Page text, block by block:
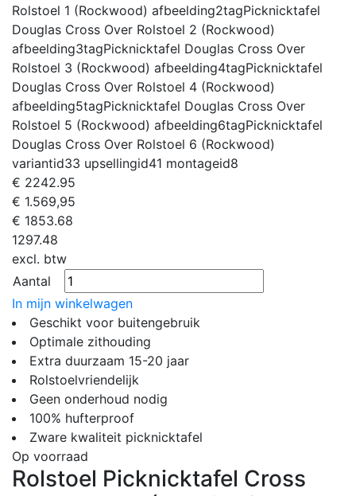
Rolstoel 1 (Rockwood) afbeelding2tagPicknicktafel
Douglas Cross Over Rolstoel 2 (Rockwood)
afbeelding3tagPicknicktafel Douglas Cross Over
Rolstoel 3 (Rockwood) afbeelding4tagPicknicktafel
Douglas Cross Over Rolstoel 4 (Rockwood)
afbeelding5tagPicknicktafel Douglas Cross Over
Rolstoel 5 (Rockwood) afbeelding6tagPicknicktafel
Douglas Cross Over Rolstoel 6 (Rockwood)
variantid33 upsellingid41 montageid8
€ 2242.95
€ 1.569,95
€ 1853.68
1297.48
excl. btw
Aantal
In mijn winkelwagen
Geschikt voor buitengebruik
Optimale zithouding
Extra duurzaam 15-20 jaar
Rolstoelvriendelijk
Geen onderhoud nodig
100% hufterproof
Zware kwaliteit picknicktafel
Op voorraad
Rolstoel Picknicktafel Cross